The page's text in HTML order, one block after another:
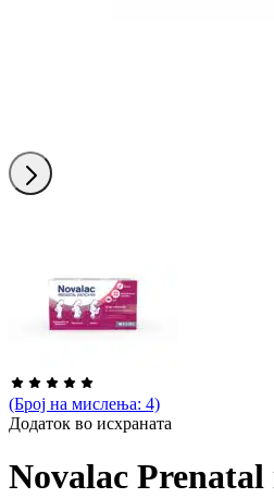
Понатаму
(Број на мислења: 4)
Додаток во исхраната
Novalac Prenatal